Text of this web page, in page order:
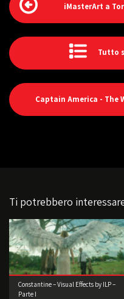
iMasterArt a
Tutto
Captain America - The
Ti potrebbero
Constantine – Visual Effects by ILP –
Parte I